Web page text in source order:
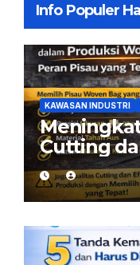
Info Populer
KAWASAN INDUSTRI
Cutting
Woven
yang